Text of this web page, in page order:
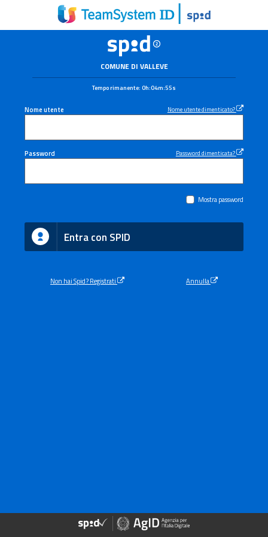
COMUNE DI VALLEVE
Tempo rimanente:0h:04m:55s
Nome utente Nome utente dimenticato?
Password Password dimenticata?
Mostra password
Entra con SPID
Non hai Spid? Registrati Annulla